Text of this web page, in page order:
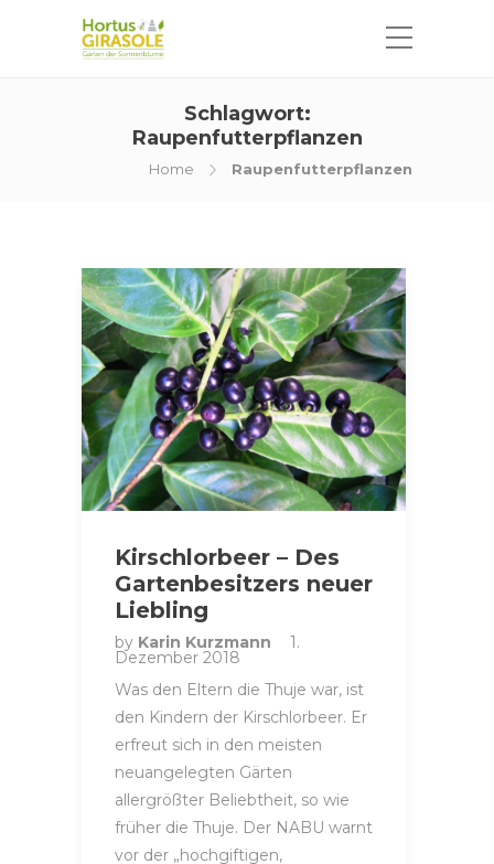
Schlagwort:
Raupenfutterpflanzen
Home Raupenfutterpflanzen
Kirschlorbeer – Des
Gartenbesitzers neuer
Liebling
by Karin Kurzmann 1.
Dezember 2018
Was den Eltern die Thuje war, ist
den Kindern der Kirschlorbeer. Er
erfreut sich in den meisten
neuangelegten Gärten
allergrößter Beliebtheit, so wie
früher die Thuje. Der NABU warnt
vor der „hochgiftigen,